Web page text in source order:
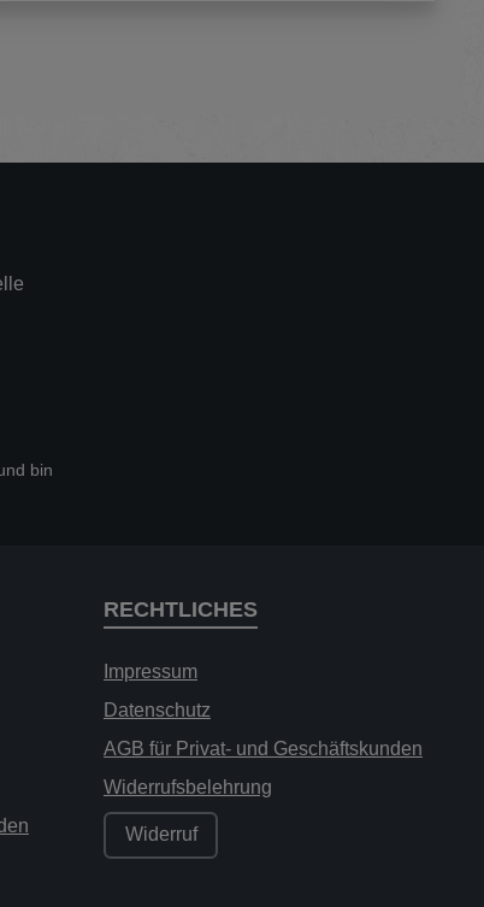
bin
RECHTLICHES
Impressum
Datenschutz
AGB für Privat- und Geschäftskunden
Widerrufsbelehrung
Widerruf